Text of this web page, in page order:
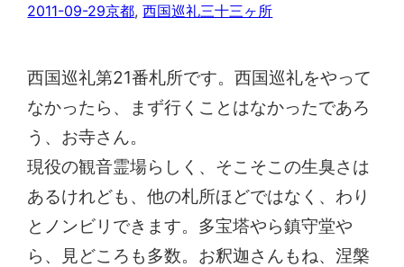
2011-09-29京都, 西国巡礼三十三ヶ所
西国巡礼第21番札所です。西国巡礼をやって
なかったら、まず行くことはなかったであろ
う、お寺さん。
現役の観音霊場らしく、そこそこの生臭さは
あるけれども、他の札所ほどではなく、わり
とノンビリできます。多宝塔やら鎮守堂や
ら、見どころも多数。お釈迦さんもね、涅槃